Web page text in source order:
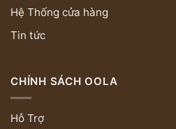
Hệ Thống cửa hàng
Tin tức
CHÍNH SÁCH OOLA
Hỗ Trợ